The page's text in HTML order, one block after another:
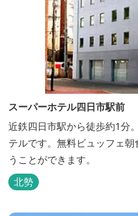
スーパーホテル四日市駅前
近鉄四日市駅から徒歩約1分
テルです。無料ビュッフェ
うことができます。
北勢